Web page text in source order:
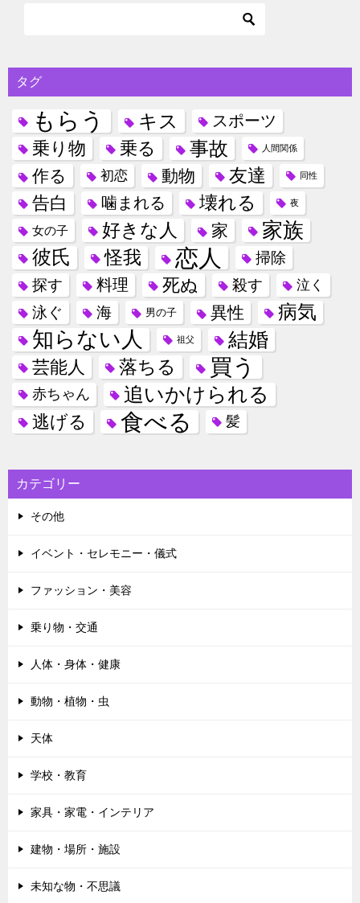
ョ
ン
タグ
もらう キス スポーツ
乗り物 乗る 事故 人間関係
作る 初恋 動物 友達 同性
告白 噛まれる 壊れる 夜
女の子 好きな人 家 家族
彼氏 怪我 恋人
掃除
探す
料理 死ぬ 殺す 泣く
泳ぐ 海 男の子 異性 病気
知らない人 祖父 結婚
芸能人 落ちる 買う
赤ちゃん 追いかけられる
逃げる 食べる 髪
カテゴリー
その他
イベント・セレモニー・儀式
ファッション・美容
乗り物・交通
人体・身体・健康
動物・植物・虫
天体
学校・教育
家具・家電・インテリア
建物・場所・施設
未知な物・不思議